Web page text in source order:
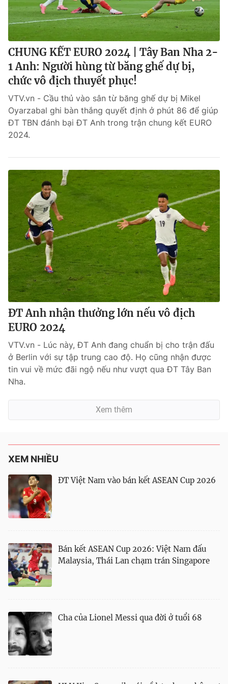
CHUNG KẾT EURO 2024 | Tây Ban Nha 2-
1 Anh: Người hùng từ băng ghế dự bị,
chức vô địch thuyết phục!
VTV.vn - Cầu thủ vào sân từ băng ghế dự bị Mikel
Oyarzabal ghi bàn thắng quyết định ở phút 86 để giúp
ĐT TBN đánh bại ĐT Anh trong trận chung kết EURO
2024.
ĐT Anh nhận thưởng lớn nếu vô địch
EURO 2024
VTV.vn - Lúc này, ĐT Anh đang chuẩn bị cho trận đấu
ở Berlin với sự tập trung cao độ. Họ cũng nhận được
tin vui về mức đãi ngộ nếu như vượt qua ĐT Tây Ban
Nha.
Xem thêm
XEM NHIỀU
ĐT Việt Nam vào bán kết ASEAN Cup 2026
Bán kết ASEAN Cup 2026: Việt Nam đấu
Malaysia, Thái Lan chạm trán Singapore
Cha của Lionel Messi qua đời ở tuổi 68